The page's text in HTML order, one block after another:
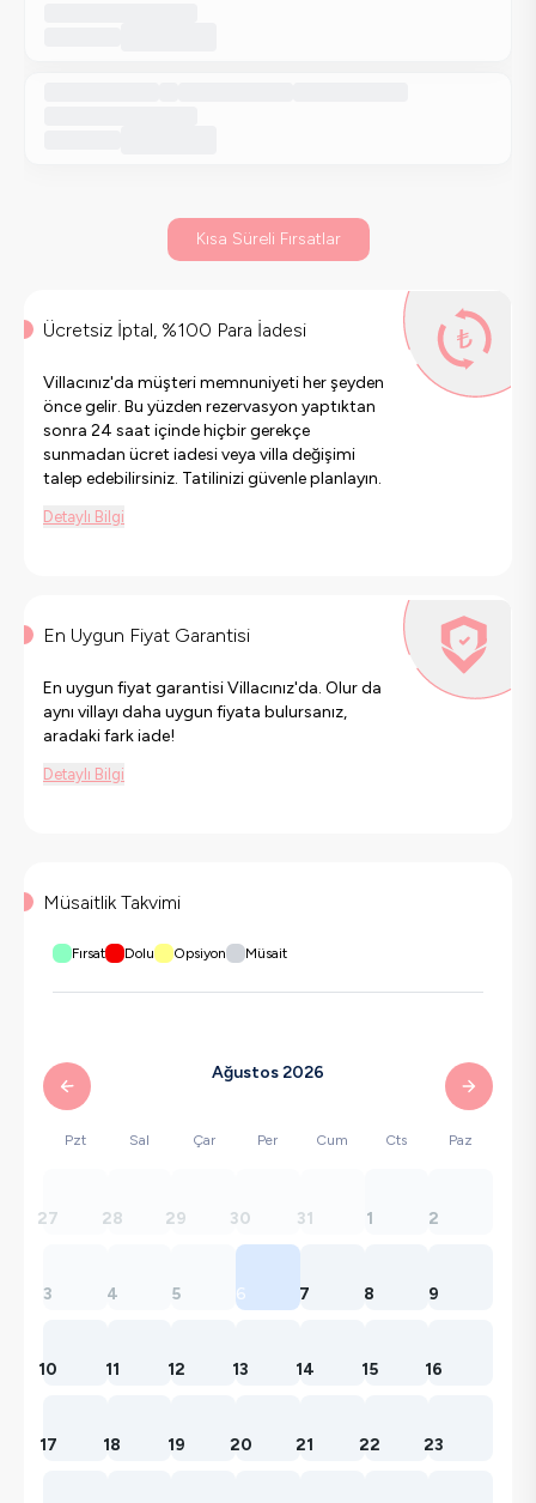
Kısa Süreli Fırsatlar
Ücretsiz İptal, %100 Para İadesi
Villacınız'da müşteri memnuniyeti her şeyden
önce gelir. Bu yüzden rezervasyon yaptıktan
sonra 24 saat içinde hiçbir gerekçe
sunmadan ücret iadesi veya villa değişimi
talep edebilirsiniz. Tatilinizi güvenle planlayın.
Detaylı Bilgi
En Uygun Fiyat Garantisi
En uygun fiyat garantisi Villacınız'da. Olur da
aynı villayı daha uygun fiyata bulursanız,
aradaki fark iade!
Detaylı Bilgi
Müsaitlik Takvimi
Fırsat Dolu Opsiyon Müsait
Ağustos 2026
Pzt Sal Çar Per Cum Cts Paz
27 28 29 30 31 1 2
3 4 5 6 7 8 9
10 11 12 13 14 15 16
17 18 19 20 21 22 23